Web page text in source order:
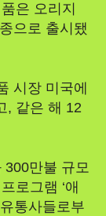
은 오리지
으로 출시됐
시장 미국에
, 같은 해 12
300만불 규모
로그램 ‘애
통사들로부